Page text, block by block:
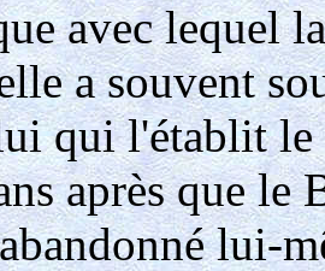
avec lequel
a souvent
qui l'établit
après que le
lui-